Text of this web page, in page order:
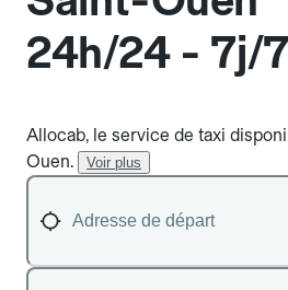
24h/24 - 7j/7
Allocab, le service de taxi
Ouen.
Voir plus